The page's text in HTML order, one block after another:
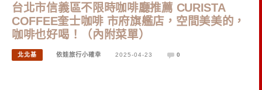
台北市信義區不限時咖啡廳推薦 CURISTA
COFFEE奎士咖啡 市府旗艦店，空間美美的，
咖啡也好喝！（內附菜單）
北北基 依娃旅行小確幸 2025-04-23 0